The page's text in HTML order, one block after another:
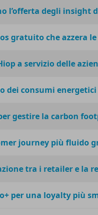
l’offerta degli insight
gratuito che azzera
a servizio delle
dei consumi
gestire la carbon
journey più fluido
tra i retailer e la
per una loyalty più